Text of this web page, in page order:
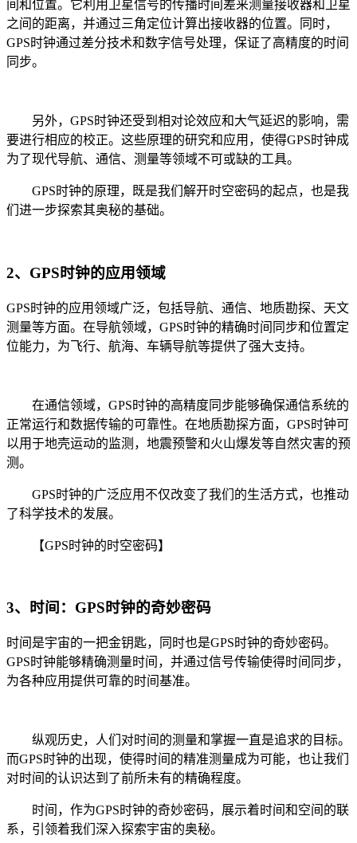
间和位置。它利用卫星信号的传播时间差来测量接收器和卫星
之间的距离，并通过三角定位计算出接收器的位置。同时，
GPS时钟通过差分技术和数字信号处理，保证了高精度的时间
同步。
另外，GPS时钟还受到相对论效应和大气延迟的影响，需
要进行相应的校正。这些原理的研究和应用，使得GPS时钟成
为了现代导航、通信、测量等领域不可或缺的工具。
GPS时钟的原理，既是我们解开时空密码的起点，也是我
们进一步探索其奥秘的基础。
2、GPS时钟的应用领域
GPS时钟的应用领域广泛，包括导航、通信、地质勘探、天文
测量等方面。在导航领域，GPS时钟的精确时间同步和位置定
位能力，为飞行、航海、车辆导航等提供了强大支持。
在通信领域，GPS时钟的高精度同步能够确保通信系统的
正常运行和数据传输的可靠性。在地质勘探方面，GPS时钟可
以用于地壳运动的监测，地震预警和火山爆发等自然灾害的预
测。
GPS时钟的广泛应用不仅改变了我们的生活方式，也推动
了科学技术的发展。
【GPS时钟的时空密码】
3、时间：GPS时钟的奇妙密码
时间是宇宙的一把金钥匙，同时也是GPS时钟的奇妙密码。
GPS时钟能够精确测量时间，并通过信号传输使得时间同步，
为各种应用提供可靠的时间基准。
纵观历史，人们对时间的测量和掌握一直是追求的目标。
而GPS时钟的出现，使得时间的精准测量成为可能，也让我们
对时间的认识达到了前所未有的精确程度。
时间，作为GPS时钟的奇妙密码，展示着时间和空间的联
系，引领着我们深入探索宇宙的奥秘。